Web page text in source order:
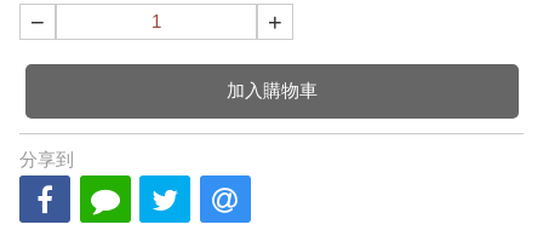
− +
加入購物車
分享到